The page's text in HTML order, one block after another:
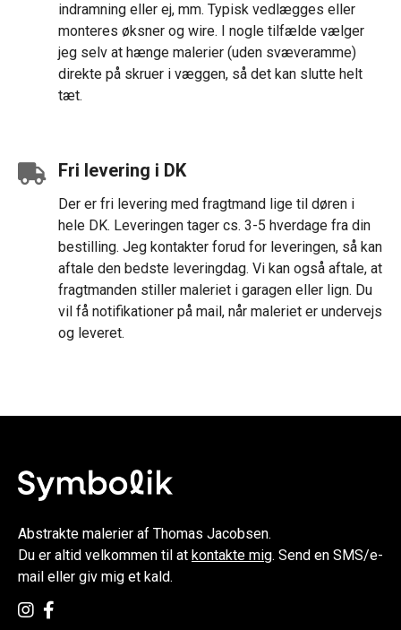
indramning eller ej, mm. Typisk vedlægges eller
monteres øksner og wire. I nogle tilfælde vælger
jeg selv at hænge malerier (uden svæveramme)
direkte på skruer i væggen, så det kan slutte helt
tæt.
Fri levering i DK
Der er fri levering med fragtmand lige til døren i
hele DK. Leveringen tager cs. 3-5 hverdage fra din
bestilling. Jeg kontakter forud for leveringen, så kan
aftale den bedste leveringdag. Vi kan også aftale, at
fragtmanden stiller maleriet i garagen eller lign. Du
vil få notifikationer på mail, når maleriet er undervejs
og leveret.
Abstrakte malerier af Thomas Jacobsen.
Du er altid velkommen til at kontakte mig. Send en SMS/e-
mail eller giv mig et kald.